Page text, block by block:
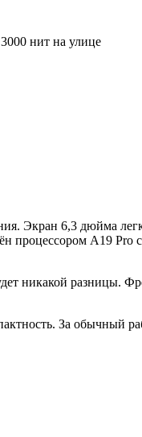
нит на улице
Экран 6,3 дюйма
процессором A19 Pro
никакой разницы.
За обычный